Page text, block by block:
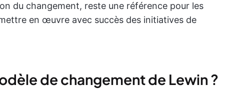
du changement, reste une référence pour les
en œuvre avec succès des initiatives de
de changement de Lewin ?